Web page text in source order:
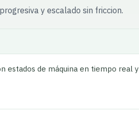
y escalado sin friccion.
estados de máquina en tiempo real y